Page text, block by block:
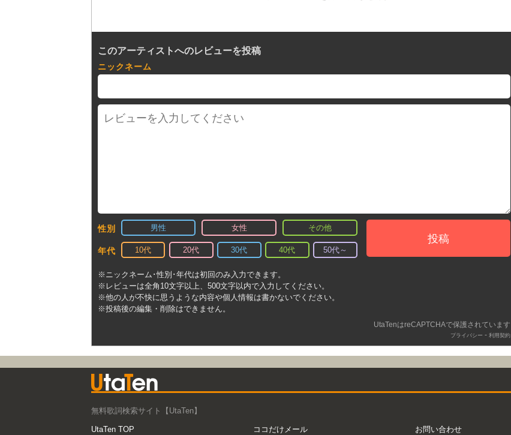
このアーティストへのレビューを投稿
ニックネーム
性別 男性 女性 その他
年代 10代 20代 30代 40代 50代～
投稿
※ニックネーム･性別･年代は初回のみ入力できます。
※レビューは全角10文字以上、500文字以内で入力してください。
※他の人が不快に思うような内容や個人情報は書かないでください。
※投稿後の編集・削除はできません。
UtaTenはreCAPTCHAで保護されています
プライバシー - 利用契約
無料歌詞検索サイト【UtaTen】
UtaTen TOP ココだけメール お問い合わせ